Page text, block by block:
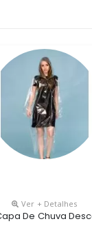
- G -gg Especial:
Com O
Ver + Detalhes
De Chuva